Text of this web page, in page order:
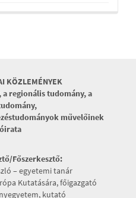
KÖZLEMÉNYEK
regionális tudomány, a
művelőinek
Főszerkesztő:
– egyetemi tanár
Kutatására, főigazgató
kutató